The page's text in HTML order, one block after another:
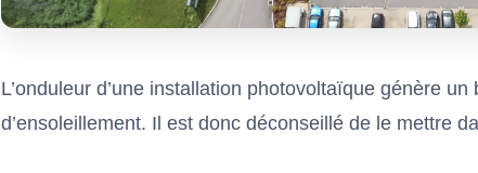
L’onduleur d’une installation photovoltaïque génère
d’ensoleillement. Il est donc déconseillé de le mettre